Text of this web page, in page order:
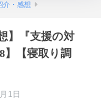
介・感想
】『支援の対
】【寝取り調
1日